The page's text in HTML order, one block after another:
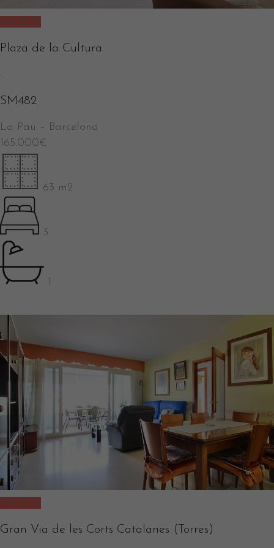
Vendido
Plaza de la Cultura
-
SM482
La Pau – Barcelona
165.000€
63 m2
3
1
Vendido
Gran Via de les Corts Catalanes (Torres)